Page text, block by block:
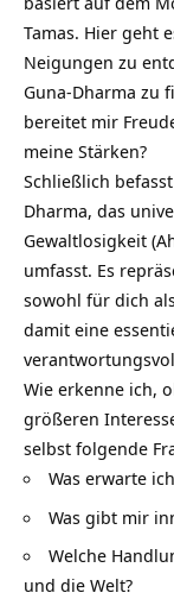
Tamas. Hier geht
Neigungen zu
Guna-Dharma zu
bereitet mir
meine Stärken?
Schließlich
Dharma, das
Gewaltlosigkeit (
umfasst. Es
sowohl für dich
damit eine
Wie erkenne ich,
größeren
selbst folgende
Was erwarte
Was gibt mir
Welche
und die Welt?